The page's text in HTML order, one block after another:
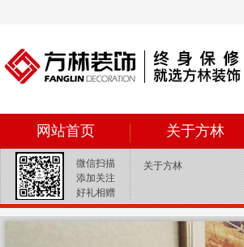
网站首页 关于方林
微信扫描
添加关注
好礼相赠
关于方林